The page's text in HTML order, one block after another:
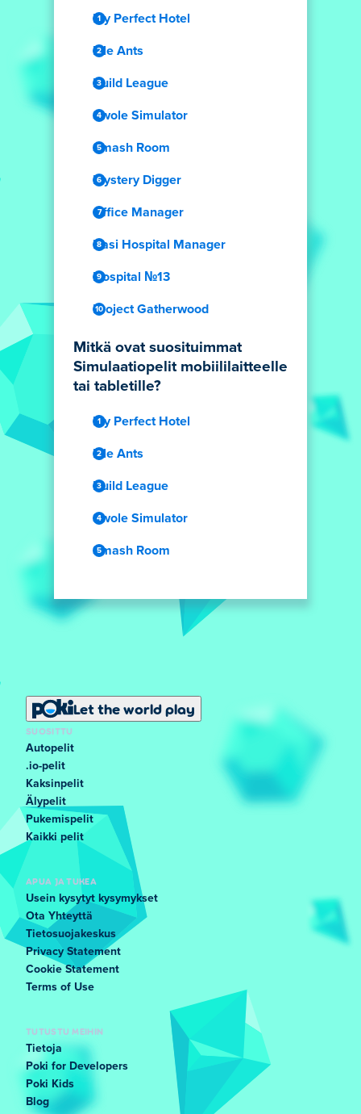
My Perfect Hotel
Idle Ants
Build League
Swole Simulator
Smash Room
Mystery Digger
Office Manager
Dasi Hospital Manager
Hospital №13
Project Gatherwood
Mitkä ovat suosituimmat
Simulaatiopelit mobiililaitteelle
tai tabletille?
My Perfect Hotel
Idle Ants
Build League
Swole Simulator
Smash Room
Let the world play
SUOSITTU
Autopelit
.io-pelit
Kaksinpelit
Älypelit
Pukemispelit
Kaikki pelit
APUA JA TUKEA
Usein kysytyt kysymykset
Ota Yhteyttä
Tietosuojakeskus
Privacy Statement
Cookie Statement
Terms of Use
TUTUSTU MEIHIN
Tietoja
Poki for Developers
Poki Kids
Blog